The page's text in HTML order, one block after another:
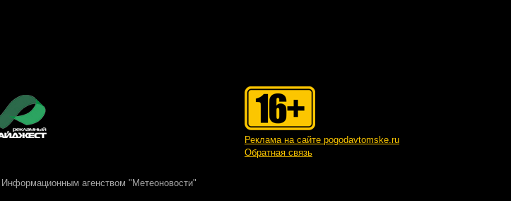
Реклама на сайте pogodavtomske.ru
Обратная связь
Информационным агенством "Метеоновости"